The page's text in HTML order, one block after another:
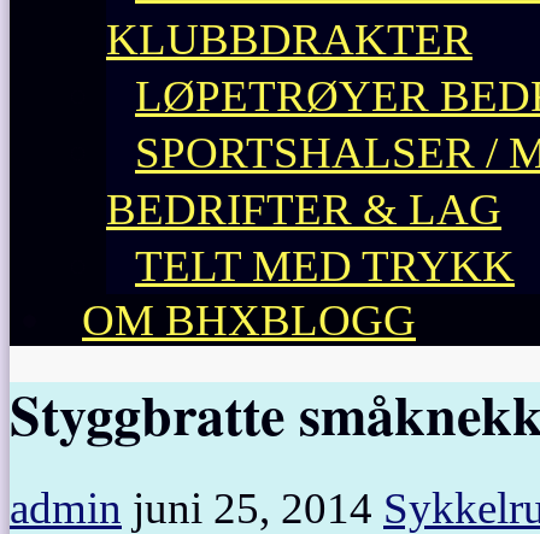
KLUBBDRAKTER
LØPETRØYER
SPORTSHALSER /
BEDRIFTER & LAG
TELT MED TRYKK
OM BHXBLOGG
Styggbratte
admin juni 25, 2014